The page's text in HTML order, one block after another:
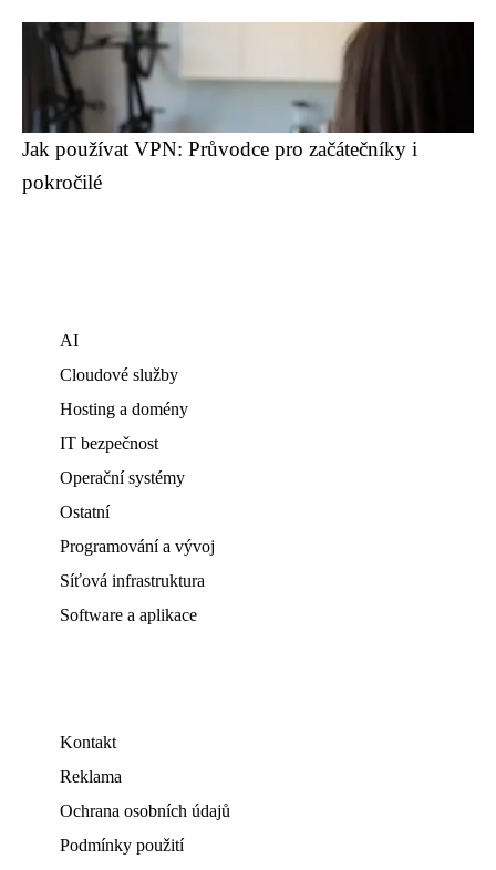
Jak používat VPN: Průvodce pro začátečníky i
pokročilé
AI
Cloudové služby
Hosting a domény
IT bezpečnost
Operační systémy
Ostatní
Programování a vývoj
Síťová infrastruktura
Software a aplikace
Kontakt
Reklama
Ochrana osobních údajů
Podmínky použití